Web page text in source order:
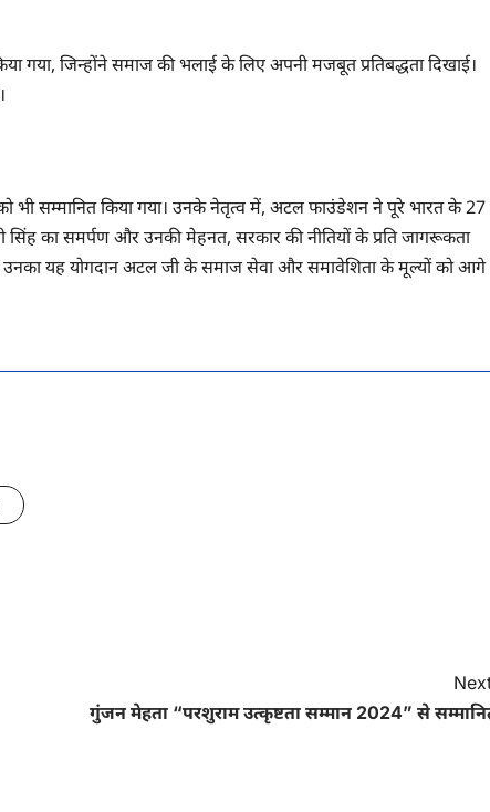
गया, जिन्होंने समाज की भलाई के लिए अपनी मजबूत प्रतिबद्धता दिखाई।
को भी सम्मानित किया गया। उनके नेतृत्व में, अटल फाउंडेशन ने पूरे भारत के 27
सिंह का समर्पण और उनकी मेहनत, सरकार की नीतियों के प्रति जागरूकता
उनका यह योगदान अटल जी के समाज सेवा और समावेशिता के मूल्यों को आगे
गुंजन मेहता “परशुराम उत्कृष्टता सम्मान 2024” से